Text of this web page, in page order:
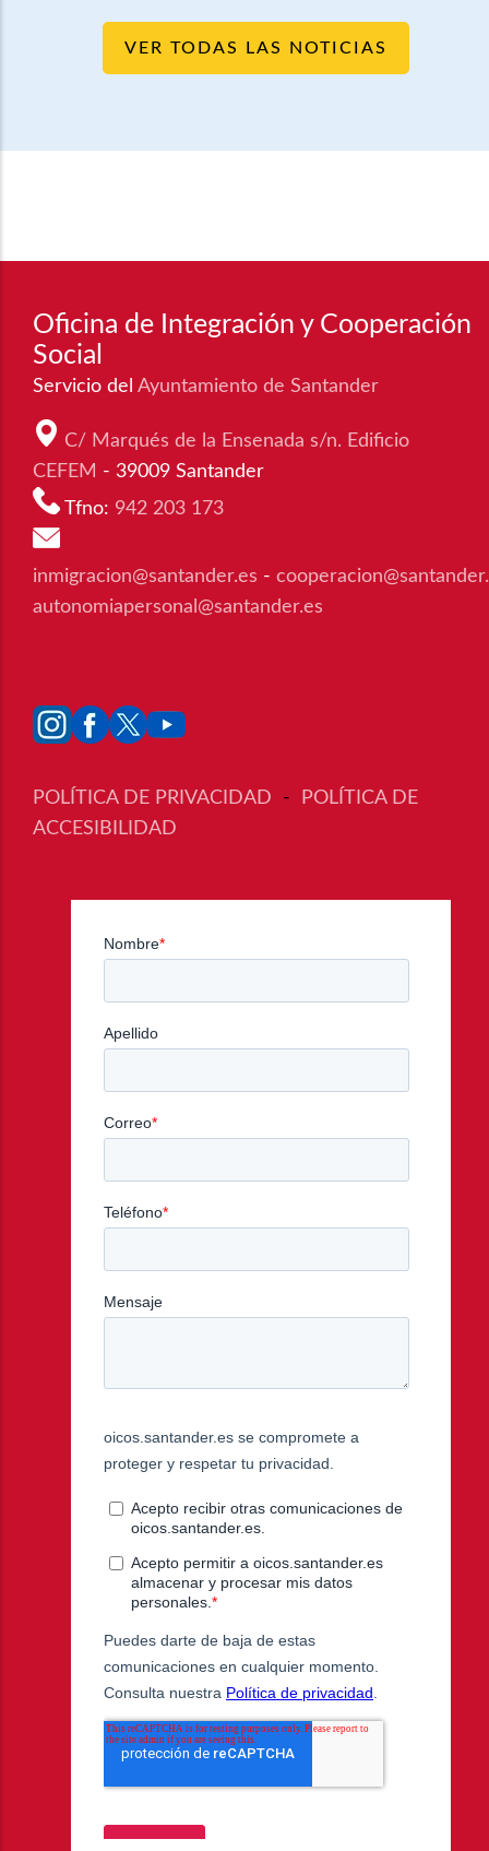
VER TODAS LAS NOTICIAS
Oficina de Integración y Cooperación
Social
Servicio del Ayuntamiento de Santander
C/ Marqués de la Ensenada s/n. Edificio
CEFEM - 39009 Santander
Tfno: 942 203 173
inmigracion@santander.es -
autonomiapersonal@santander.es
POLÍTICA DE PRIVACIDAD -
POLÍTICA DE
ACCESIBILIDAD